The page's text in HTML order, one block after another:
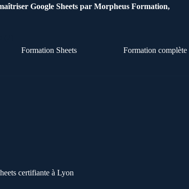
Google Sheets par Morpheus Formation,
Formation Sheets Formation complète
certifiante à Lyon